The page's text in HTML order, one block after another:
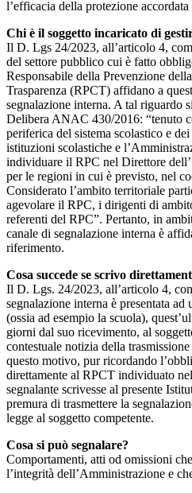
l’efficacia della protezione
Chi è il soggetto incaricato di
Il D. Lgs 24/2023, all’articolo 4,
del settore pubblico cui è fatto
Responsabile della Prevenzione
Trasparenza (RPCT) affidano a
segnalazione interna. A tal riguardo
Delibera ANAC 430/2016: “tenuto
periferica del sistema scolastico e
istituzioni scolastiche e
individuare il RPC nel Direttore
per le regioni in cui è previsto, nel
Considerato l’ambito territoriale
agevolare il RPC, i dirigenti di
referenti del RPC”. Pertanto, in
canale di segnalazione interna è
riferimento.
Cosa succede se scrivo
Il D. Lgs. 24/2023, all’articolo 4,
segnalazione interna è presentata
(ossia ad esempio la scuola),
giorni dal suo ricevimento, al
contestuale notizia della
questo motivo, pur ricordando
direttamente al RPCT individuato
segnalante scrivesse al presente
premura di trasmettere la
legge al soggetto competente.
Cosa si può segnalare?
Comportamenti, atti od omissioni
l’integrità dell’Amministrazione e